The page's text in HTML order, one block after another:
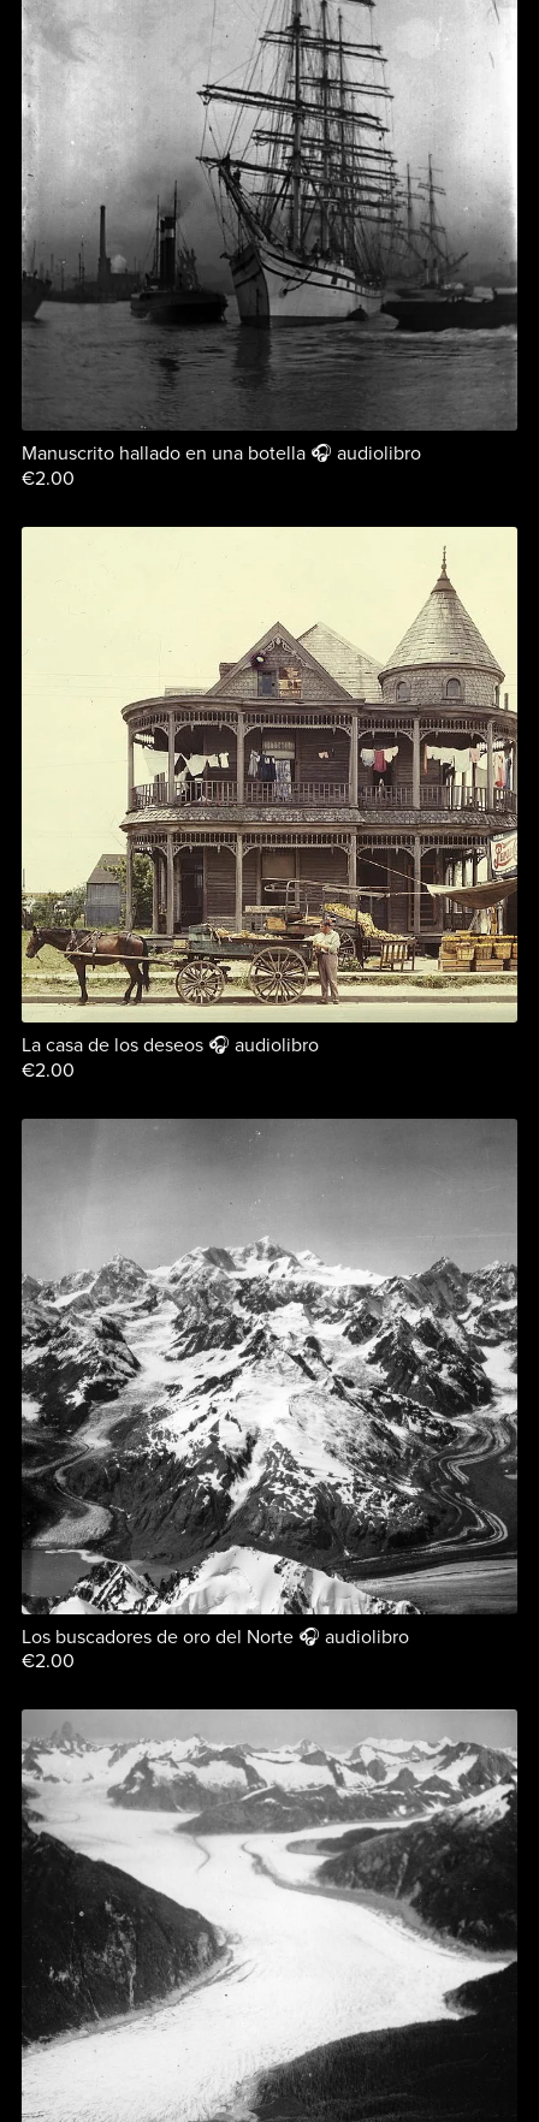
Manuscrito hallado en una botella 🎧 audiolibro
€2.00
La casa de los deseos 🎧 audiolibro
€2.00
Los buscadores de oro del Norte 🎧 audiolibro
€2.00